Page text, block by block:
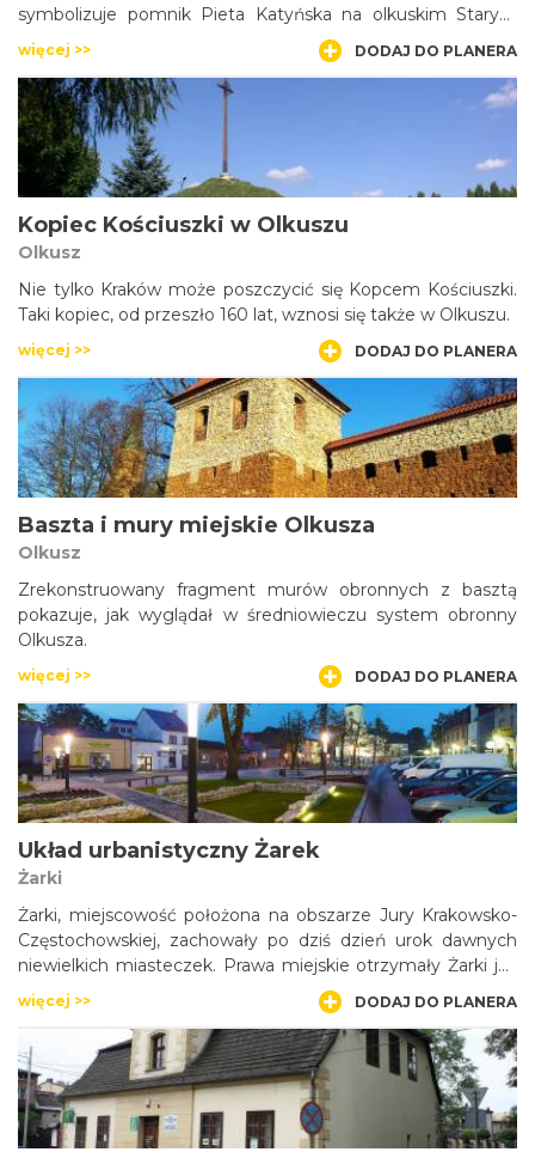
symbolizuje pomnik Pieta Katyńska na olkuskim Starym
Cmentarzu.
więcej >> DODAJ DO PLANERA
Kopiec Kościuszki w Olkuszu
Olkusz
Nie tylko Kraków może poszczycić się Kopcem Kościuszki.
Taki kopiec, od przeszło 160 lat, wznosi się także w Olkuszu.
więcej >> DODAJ DO PLANERA
Baszta i mury miejskie Olkusza
Olkusz
Zrekonstruowany fragment murów obronnych z basztą
pokazuje, jak wyglądał w średniowieczu system obronny
Olkusza.
więcej >> DODAJ DO PLANERA
Układ urbanistyczny Żarek
Żarki
Żarki, miejscowość położona na obszarze Jury Krakowsko-
Częstochowskiej, zachowały po dziś dzień urok dawnych
niewielkich miasteczek. Prawa miejskie otrzymały Żarki już
na przełomie XIV i XV wieku, z tego więc czasu pochodzi
ich układ urbanistyczny z trapezowatym rynkiem pośrodku i
wychodzącymi z narożników ulicami. Niezwykłym
elementem krajobrazu Żarek jest zespół kamiennych
stodół, stojących we wschodniej części miasta.
więcej >> DODAJ DO PLANERA